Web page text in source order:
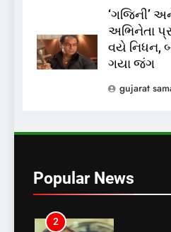
‘ગજિની’
અભિનેતા
વયે નિધન,
ગયા જંગ
gujarat
Popular News
8
શું
છે?
પોલ
INDIA
બેઠક
માટે
INDIA
2